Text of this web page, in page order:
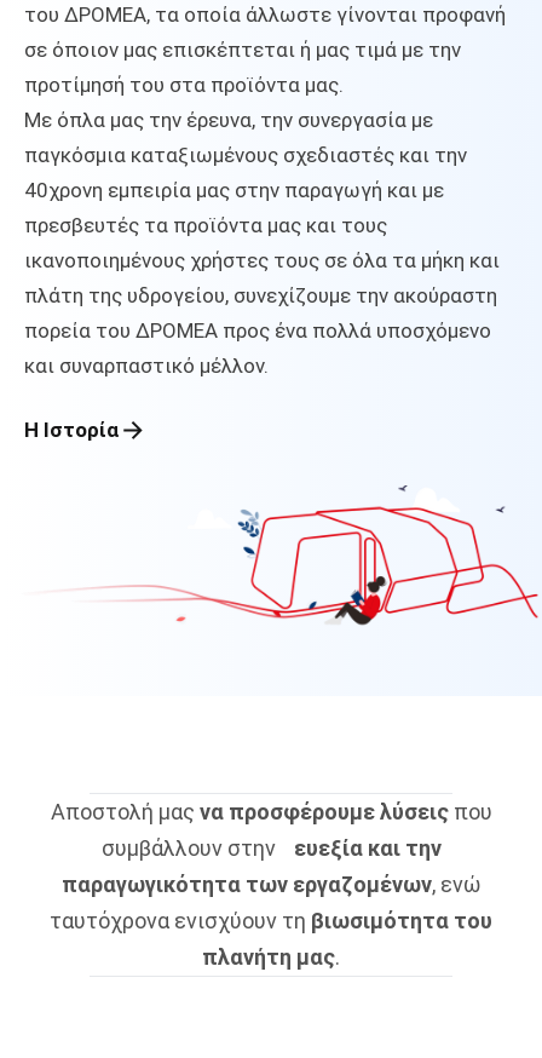
του ΔΡΟΜΕΑ, τα οποία άλλωστε γίνονται προφανή
σε όποιον μας επισκέπτεται ή μας τιμά με την
προτίμησή του στα προϊόντα μας.
Με όπλα μας την έρευνα, την συνεργασία με
παγκόσμια καταξιωμένους σχεδιαστές και την
40χρονη εμπειρία μας στην παραγωγή και με
πρεσβευτές τα προϊόντα μας και τους
ικανοποιημένους χρήστες τους σε όλα τα μήκη και
πλάτη της υδρογείου, συνεχίζουμε την ακούραστη
πορεία του ΔΡΟΜΕΑ προς ένα πολλά υποσχόμενο
και συναρπαστικό μέλλον.
Η Ιστορία
Αποστολή μας να προσφέρουμε λύσειςπου
συμβάλλουν στην ευεξία και την
παραγωγικότητα των εργαζομένων, ενώ
ταυτόχρονα ενισχύουν τη βιωσιμότητα του
πλανήτη μας.